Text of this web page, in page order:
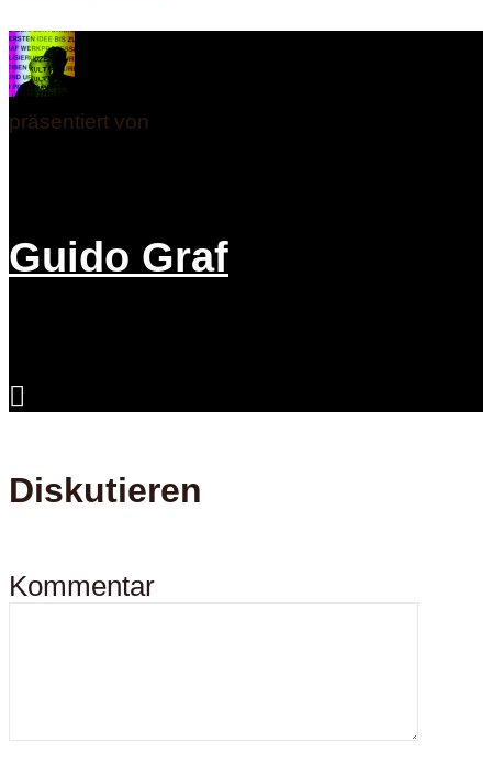
präsentiert von
Guido Graf
Diskutieren
Kommentar